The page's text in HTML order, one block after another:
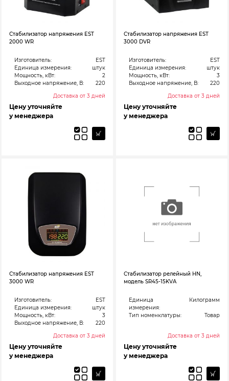
Стабилизатор напряжения EST
2000 WR
Изготовитель:
EST
Единица измерения:
штук
Мощность, кВт:
2
Выходное напряжение, В:
220
Доставка от 3 дней
Цену уточняйте
у менеджера
Стабилизатор напряжения EST
3000 DVR
Изготовитель:
EST
Единица измерения:
штук
Мощность, кВт:
3
Выходное напряжение, В:
220
Доставка от 3 дней
Цену уточняйте
у менеджера
Стабилизатор напряжения EST
3000 WR
Изготовитель:
EST
Единица измерения:
штук
Мощность, кВт:
3
Выходное напряжение, В:
220
Доставка от 3 дней
Цену уточняйте
у менеджера
Стабилизатор релейный HN,
модель SR45-15KVA
Единица
измерения:
Килограмм
Тип номенклатуры: Товар
Доставка от 3 дней
Цену уточняйте
у менеджера